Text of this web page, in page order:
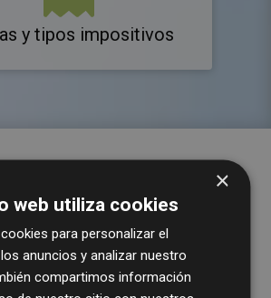
y tipos impositivos
×
web utiliza cookies
para personalizar el
anuncios y analizar nuestro
compartimos información